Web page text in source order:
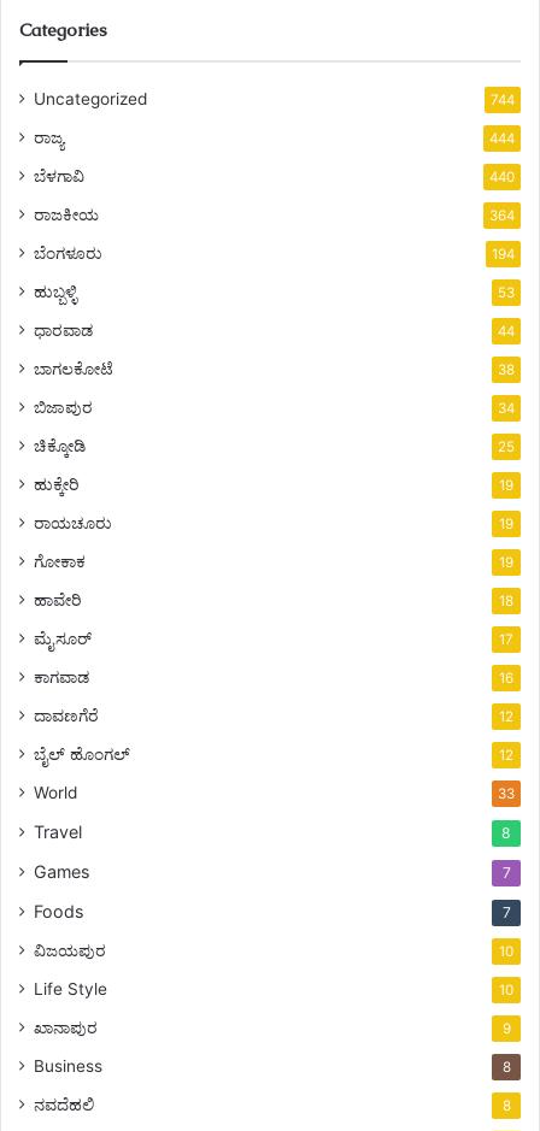
Categories
Uncategorized 744
ರಾಜ್ಯ 444
ಬೆಳಗಾವಿ 440
ರಾಜಕೀಯ 364
ಬೆಂಗಳೂರು 194
ಹುಬ್ಬಳ್ಳಿ 53
ಧಾರವಾಡ 44
ಬಾಗಲಕೋಟೆ 38
ಬಿಜಾಪುರ 34
ಚಿಕ್ಕೋಡಿ 25
ಹುಕ್ಕೇರಿ 19
ರಾಯಚೂರು 19
ಗೋಕಾಕ 19
ಹಾವೇರಿ 18
ಮೈಸೂರ್ 17
ಕಾಗವಾಡ 16
ದಾವಣಗೆರೆ 12
ಬೈಲ್ ಹೊಂಗಲ್ 12
World 33
Travel 8
Games 7
Foods 7
ವಿಜಯಪುರ 10
Life Style 10
ಖಾನಾಪುರ 9
Business 8
ನವದೆಹಲಿ 8